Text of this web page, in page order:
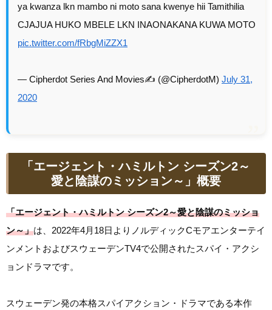
ya kwanza lkn mambo ni moto sana kwenye hii Tamithilia
CJAJUA HUKO MBELE LKN INAONAKANA KUWA MOTO
pic.twitter.com/fRbgMiZZX1
— Cipherdot Series And Movies✍️ (@CipherdotM) July 31,
2020
「エージェント・ハミルトン シーズン2～
愛と陰謀のミッション～」概要
「エージェント・ハミルトン シーズン2～愛と陰謀のミッショ
ン～」は、2022年4月18日よりノルディックCモアエンターテイ
ンメントおよびスウェーデンTV4で公開されたスパイ・アクシ
ョンドラマです。
スウェーデン発の本格スパイアクション・ドラマである本作